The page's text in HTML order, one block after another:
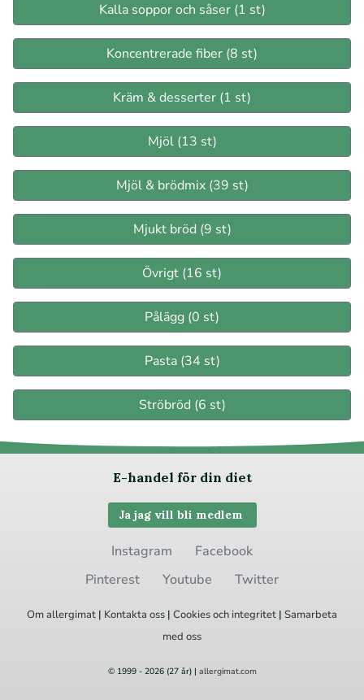
Kalla soppor och såser (1 st)
Koncentrerade fiber (8 st)
Kräm & desserter (1 st)
Mjöl (13 st)
Mjöl & brödmix (39 st)
Mjukt bröd (9 st)
Övrigt (16 st)
Pålägg (0 st)
Pasta (34 st)
Ströbröd (6 st)
E-handel för din diet
Ja jag vill bli medlem
Instagram
Facebook
Pinterest
Youtube Twitter
Om allergimat | Kontakta oss | Cookiesoch integritet | Samarbeta
med oss
© 1999 - 2026 (27 år) | allergimat.com